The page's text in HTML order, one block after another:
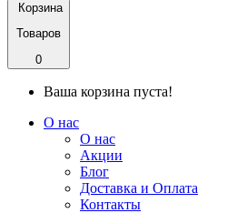
Корзина
Товаров
0
Ваша корзина пуста!
О нас
О нас
Акции
Блог
Доставка и Оплата
Контакты